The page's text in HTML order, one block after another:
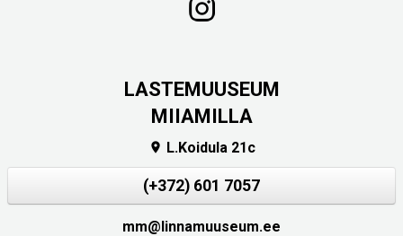
LASTEMUUSEUM
MIIAMILLA
 L.Koidula 21c
(+372) 601 7057
mm@linnamuuseum.ee